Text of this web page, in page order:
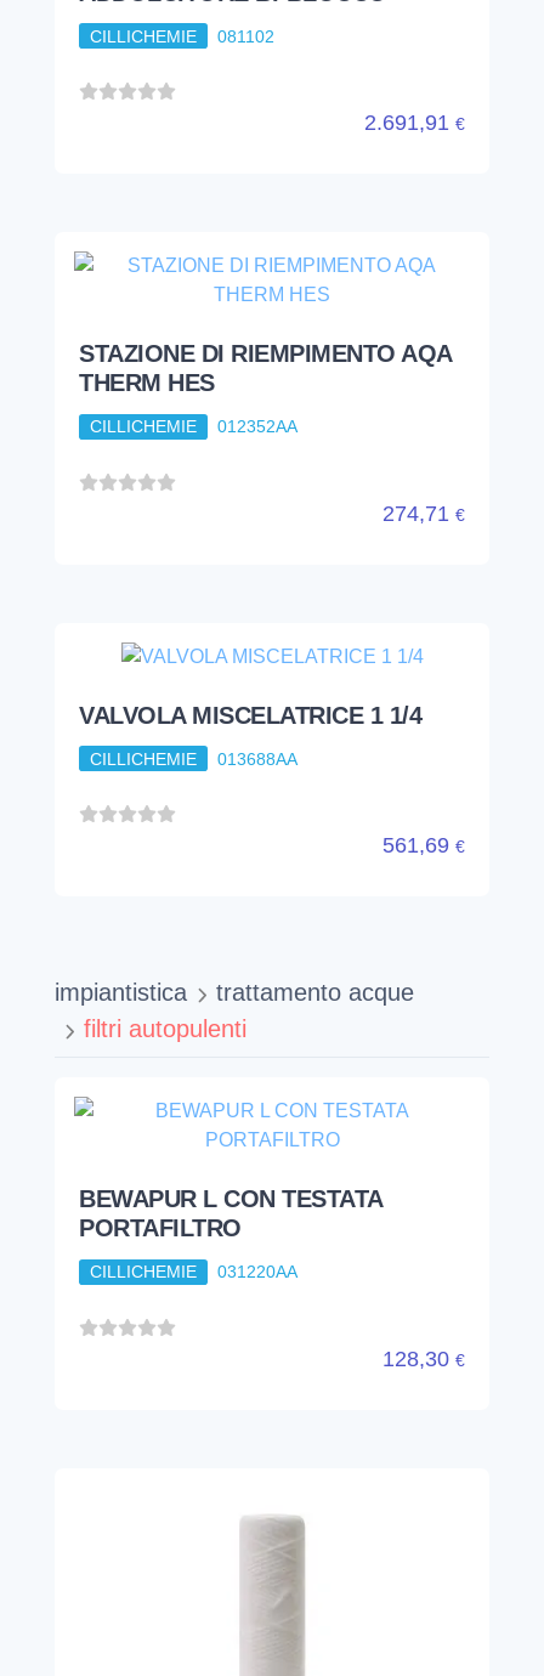
CILLICHEMIE 081102
2.691,91 €
STAZIONE DI RIEMPIMENTO AQA
THERM HES
CILLICHEMIE 012352AA
274,71 €
VALVOLA MISCELATRICE 1 1/4
CILLICHEMIE 013688AA
561,69 €
impiantistica
trattamento acque
filtri autopulenti
BEWAPUR L CON TESTATA
PORTAFILTRO
CILLICHEMIE 031220AA
128,30 €